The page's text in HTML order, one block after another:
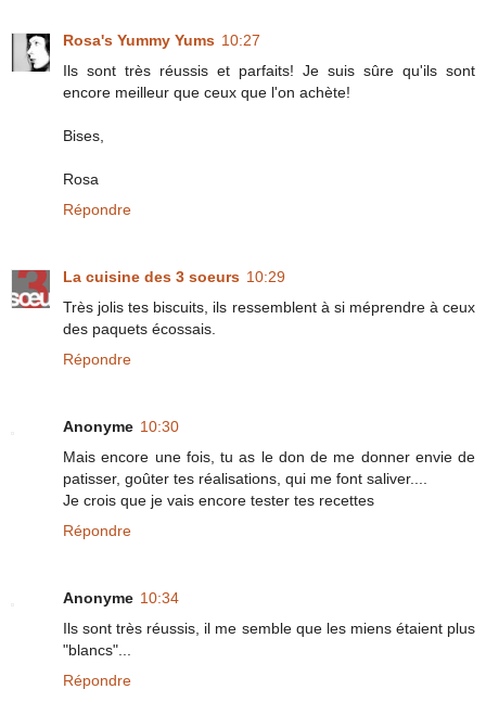
Rosa's Yummy Yums 10:27
Ils sont très réussis et parfaits! Je suis sûre qu'ils sont
encore meilleur que ceux que l'on achète!
Bises,
Rosa
Répondre
La cuisine des 3 soeurs 10:29
Très jolis tes biscuits, ils ressemblent à si méprendre à ceux
des paquets écossais.
Répondre
Anonyme 10:30
Mais encore une fois, tu as le don de me donner envie de
patisser, goûter tes réalisations, qui me font saliver....
Je crois que je vais encore tester tes recettes
Répondre
Anonyme 10:34
Ils sont très réussis, il me semble que les miens étaient plus
"blancs"...
Répondre